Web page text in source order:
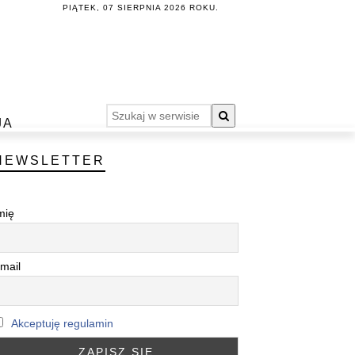
PIĄTEK, 07 SIERPNIA 2026 ROKU.
Akceptuję regulamin